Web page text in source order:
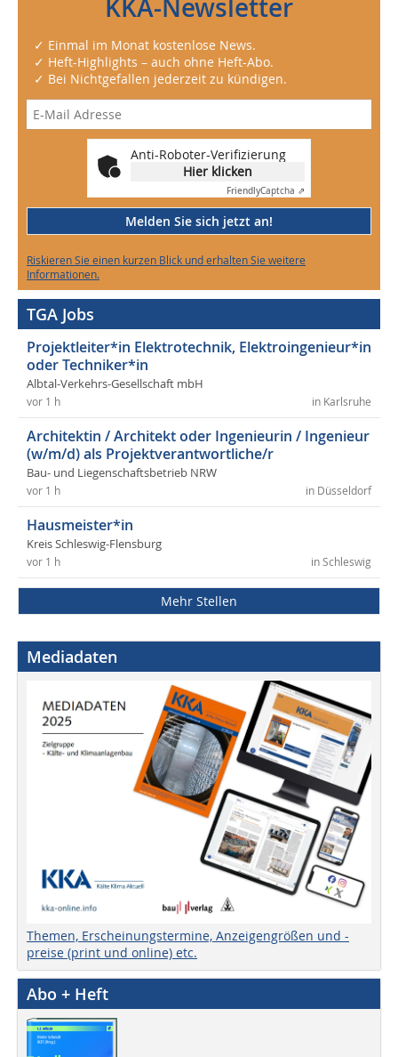
KKA-Newsletter
✓ Einmal im Monat kostenlose News.
✓ Heft-Highlights – auch ohne Heft-Abo.
✓ Bei Nichtgefallen jederzeit zu kündigen.
Anti-Roboter-Verifizierung
Hier klicken
FriendlyCaptcha ⇗
Melden Sie sich jetzt an!
Riskieren Sie einen kurzen Blick und erhalten Sie weitere
Informationen.
TGA Jobs
Projektleiter*in Elektrotechnik, Elektroingenieur*in
oder Techniker*in
Albtal-Verkehrs-Gesellschaft mbH
in Karlsruhe
vor 1 h
Architektin / Architekt oder Ingenieurin / Ingenieur
(w/m/d) als Projektverantwortliche/r
Bau- und Liegenschaftsbetrieb NRW
in Düsseldorf
vor 1 h
Hausmeister*in
Kreis Schleswig-Flensburg
in Schleswig
vor 1 h
Mehr Stellen
Mediadaten
Themen, Erscheinungstermine, Anzeigengrößen und -
preise (print und online) etc.
Abo + Heft